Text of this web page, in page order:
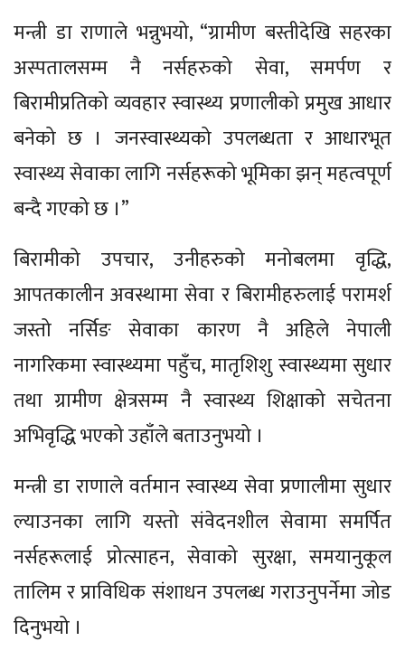
मन्त्री डा राणाले भन्नुभयो, “ग्रामीण बस्तीदेखि सहरका
अस्पतालसम्म नै नर्सहरुको सेवा, समर्पण र
बिरामीप्रतिको व्यवहार स्वास्थ्य प्रणालीको प्रमुख आधार
बनेको छ । जनस्वास्थ्यको उपलब्धता र आधारभूत
स्वास्थ्य सेवाका लागि नर्सहरूको भूमिका झन् महत्वपूर्ण
बन्दै गएको छ ।”
बिरामीको उपचार, उनीहरुको मनोबलमा वृद्धि,
आपतकालीन अवस्थामा सेवा र बिरामीहरुलाई परामर्श
जस्तो नर्सिङ सेवाका कारण नै अहिले नेपाली
नागरिकमा स्वास्थ्यमा पहुँच, मातृशिशु स्वास्थ्यमा सुधार
तथा ग्रामीण क्षेत्रसम्म नै स्वास्थ्य शिक्षाको सचेतना
अभिवृद्धि भएको उहाँले बताउनुभयो ।
मन्त्री डा राणाले वर्तमान स्वास्थ्य सेवा प्रणालीमा सुधार
ल्याउनका लागि यस्तो संवेदनशील सेवामा समर्पित
नर्सहरूलाई प्रोत्साहन, सेवाको सुरक्षा, समयानुकूल
तालिम र प्राविधिक संशाधन उपलब्ध गराउनुपर्नेमा जोड
दिनुभयो ।